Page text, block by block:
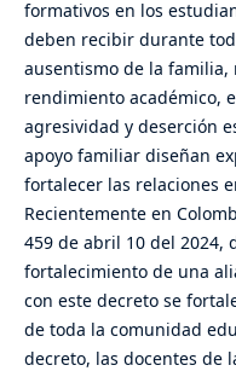
formativos en los
deben recibir durante
ausentismo de la familia,
rendimiento académico,
agresividad y deserción
apoyo familiar diseñan
fortalecer las relaciones
Recientemente en
459 de abril 10 del 2024,
fortalecimiento de una
con este decreto se
de toda la comunidad
decreto, las docentes de